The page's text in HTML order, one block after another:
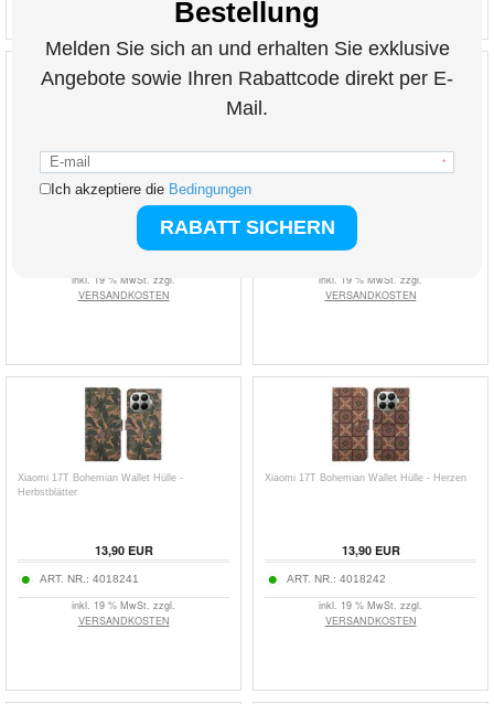
Xiaomi 17T Anti-Rutsch TPU Hülle - Schwarz
inkl. 19 % MwSt. zzgl.
VERSANDKOSTEN
Xiaomi 17T Bohemian Wallet Hülle -
ART. NR.:4018239
inkl. 19 % MwSt. zzgl.
VERSANDKOSTEN
Xiaomi 17T Bohemian Wallet Hülle -
Herbstblätter
13,90EUR
ART. NR.: 4018241
inkl. 19 % MwSt. zzgl.
VERSANDKOSTEN
Xiaomi 17T Bohemian Wallet Hülle - Herzen
13,90EUR
ART. NR.: 4018242
inkl. 19 % MwSt. zzgl.
VERSANDKOSTEN